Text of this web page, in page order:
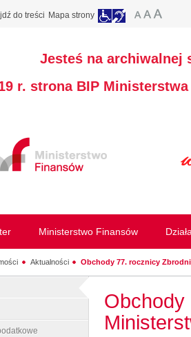
do treści Mapa strony
Jesteś na archiwalnej
r. strona BIP
Ministerstwo Finansów
Aktualności Obchody 77. rocznicy
Obchody